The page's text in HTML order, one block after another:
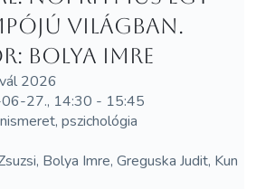
világban.
Bolya Imre
2026
27., 14:30 - 15:45
pszichológia
Bolya Imre, Greguska Judit, Kun